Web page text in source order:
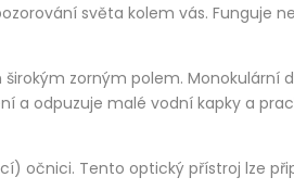
světa kolem vás.
zorným polem. Monokulární
odpuzuje malé vodní kapky a
očnici. Tento optický přístroj lze